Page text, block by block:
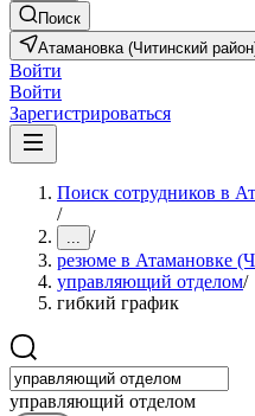
Поиск
Атамановка (Читинский
Войти
Войти
Зарегистрироваться
Поиск сотрудников в
/
... /
резюме в Атамановке
управляющий отделом/
гибкий график
управляющий отделом